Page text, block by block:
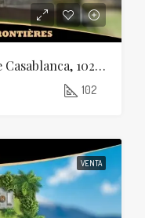
Terreno en venta en Route de Casablanca, 102 m², Marrakech
102
VENTA